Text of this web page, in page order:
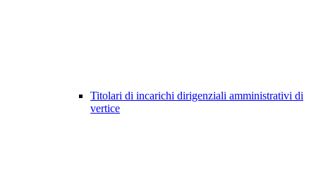
Titolari di incarichi dirigenziali amministrativi di
vertice